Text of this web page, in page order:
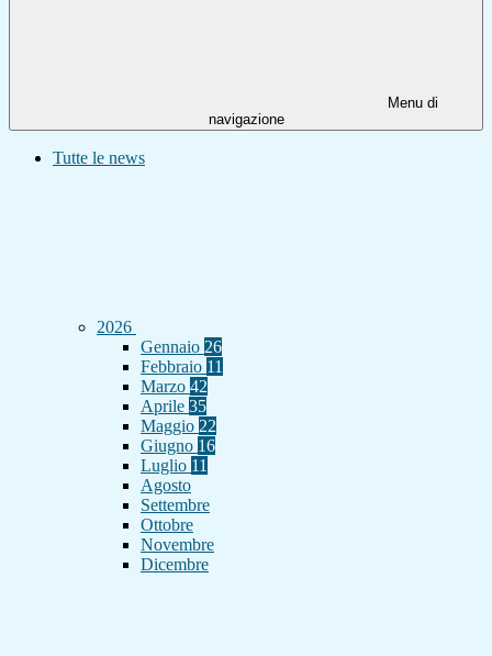
Menu di
navigazione
Tutte le news
2026
Gennaio 26
Febbraio 11
Marzo 42
Aprile 35
Maggio 22
Giugno 16
Luglio 11
Agosto
Settembre
Ottobre
Novembre
Dicembre